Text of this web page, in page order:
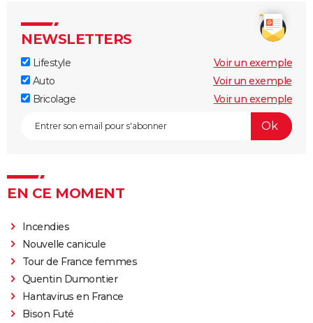
NEWSLETTERS
Lifestyle
Voir un exemple
Auto
Voir un exemple
Bricolage
Voir un exemple
EN CE MOMENT
Incendies
Nouvelle canicule
Tour de France femmes
Quentin Dumontier
Hantavirus en France
Bison Futé